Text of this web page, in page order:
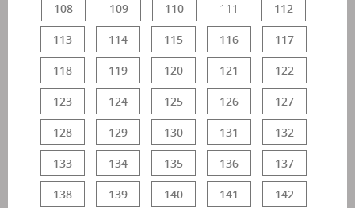
108 109 110 111 112
113 114 115 116 117
118 119 120 121 122
123 124 125 126 127
128 129 130 131 132
133 134 135 136 137
138 139 140 141 142